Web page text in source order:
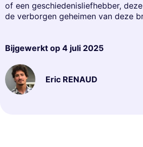
of een geschiedenisliefhebber,
de verborgen geheimen van deze
Bijgewerkt op 4 juli 2025
Eric RENAUD